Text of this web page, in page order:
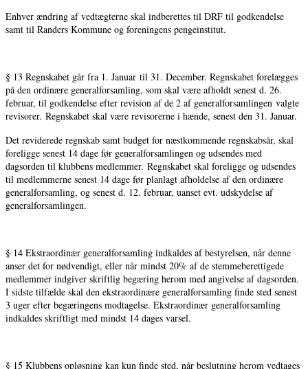
Enhver ændring af vedtægterne skal indberettes til DRF til godkendelse
samt til Randers Kommune og foreningens pengeinstitut.
§ 13 Regnskabet går fra 1. Januar til 31. December. Regnskabet forelægges
på den ordinære generalforsamling, som skal være afholdt senest d. 26.
februar, til godkendelse efter revision af de 2 af generalforsamlingen valgte
revisorer. Regnskabet skal være revisorerne i hænde, senest den 31. Januar.
Det reviderede regnskab samt budget for næstkommende regnskabsår, skal
foreligge senest 14 dage før generalforsamlingen og udsendes med
dagsorden til klubbens medlemmer. Regnskabet skal foreligge og udsendes
til medlemmerne senest 14 dage før planlagt afholdelse af den ordinære
generalforsamling, og senest d. 12. februar, uanset evt. udskydelse af
generalforsamlingen.
§ 14 Ekstraordinær generalforsamling indkaldes af bestyrelsen, når denne
anser det for nødvendigt, eller når mindst 20% af de stemmeberettigede
medlemmer indgiver skriftlig begæring herom med angivelse af dagsorden.
I sidste tilfælde skal den ekstraordinære generalforsamling finde sted senest
3 uger efter begæringens modtagelse. Ekstraordinær generalforsamling
indkaldes skriftligt med mindst 14 dages varsel.
§ 15 Klubbens opløsning kan kun finde sted, når beslutning herom vedtages